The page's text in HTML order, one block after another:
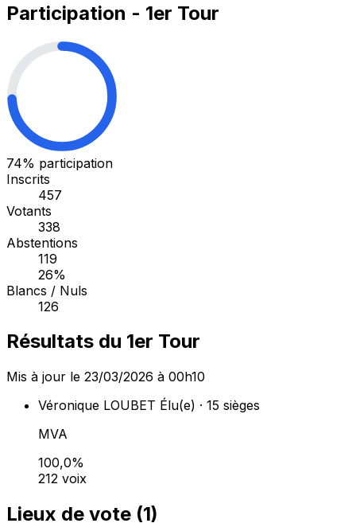
Participation - 1er Tour
74% participation
Inscrits
457
Votants
338
Abstentions
119
26%
Blancs / Nuls
126
Résultats du 1er Tour
Mis à jour le 23/03/2026 à 00h10
Véronique LOUBET Élu(e) · 15 sièges
MVA
100,0%
212 voix
Lieux de vote (1)